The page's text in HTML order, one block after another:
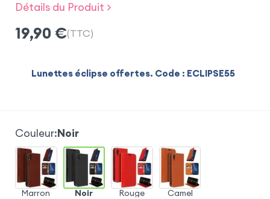
Détails du Produit >
19,90 €(TTC)
Lunettes éclipse offertes. Code : ECLIPSE55
Couleur:Noir
Marron Noir Rouge Camel